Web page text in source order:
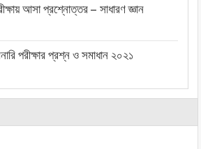
আসা প্রশ্নোত্তর – সাধারণ জ্ঞান
পরীক্ষার প্রশ্ন ও সমাধান ২০২১